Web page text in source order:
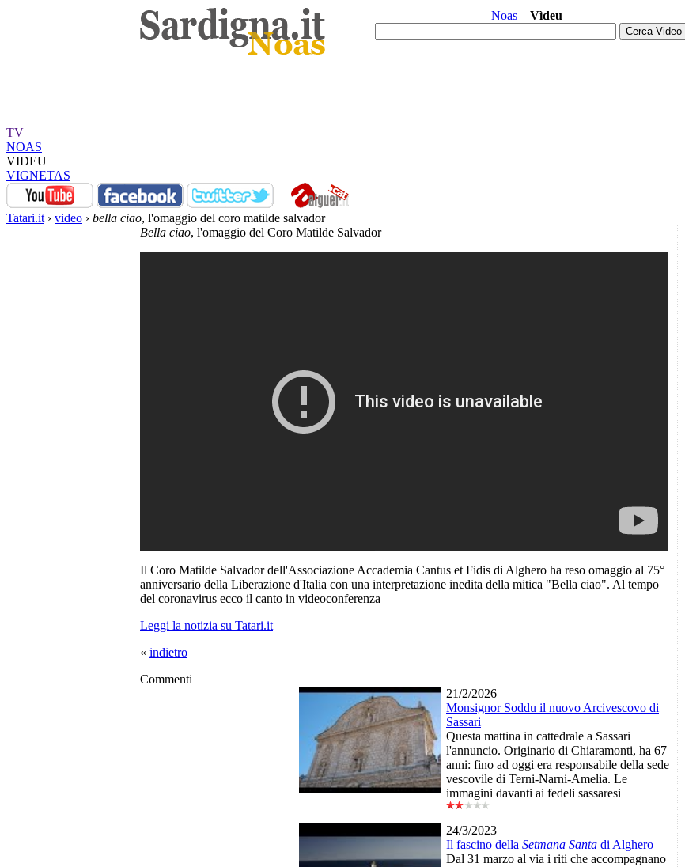
Noas Vìdeu
TV
NOAS
VIDEU
VIGNETAS
Tatari.it › video › bella ciao, l'omaggio del coro matilde salvador
Bella ciao, l'omaggio del Coro Matilde Salvador
Il Coro Matilde Salvador dell'Associazione Accademia Cantus et Fidis di Alghero ha reso omaggio al 75°
anniversario della Liberazione d'Italia con una interpretazione inedita della mitica "Bella ciao". Al tempo
del coronavirus ecco il canto in videoconferenza
Leggi la notizia su Tatari.it
« indietro
Commenti
21/2/2026
Monsignor Soddu il nuovo Arcivescovo di
Sassari
Questa mattina in cattedrale a Sassari
l'annuncio. Originario di Chiaramonti, ha 67
anni: fino ad oggi era responsabile della sede
vescovile di Terni-Narni-Amelia. Le
immagini davanti ai fedeli sassaresi
24/3/2023
Il fascino della Setmana Santa di Alghero
Dal 31 marzo al via i riti che accompagnano